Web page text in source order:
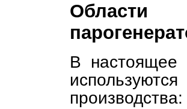
Области
В настоящее
производства: